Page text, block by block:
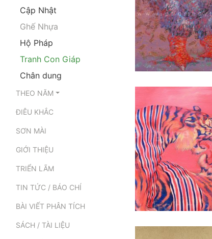
Cập Nhật
Ghế Nhựa
Hộ Pháp
Tranh Con Giáp
Chân dung
THEO NĂM
ĐIÊU KHẮC
SƠN MÀI
GIỚI THIỆU
TRIỂN LÃM
TIN TỨC / BÁO CHÍ
BÀI VIẾT PHÂN TÍCH
SÁCH / TÀI LIỆU